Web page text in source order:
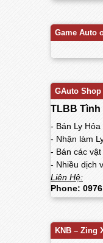
Game Auto
GAuto Shop
TLBB Tình
- Bán Ly Hỏa
- Nhận làm
- Bán các
- Nhiều dịch
Liên Hệ:
Phone:
KNB – Zing